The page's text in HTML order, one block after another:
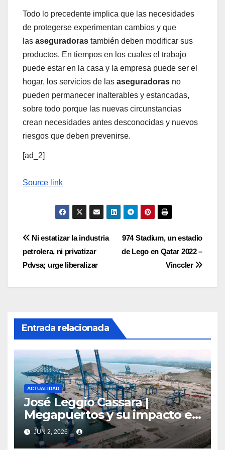
Todo lo precedente implica que las necesidades
de protegerse experimentan cambios y que
las aseguradoras también deben modificar sus
productos. En tiempos en los cuales el trabajo
puede estar en la casa y la empresa puede ser el
hogar, los servicios de las aseguradoras no
pueden permanecer inalterables y estancadas,
sobre todo porque las nuevas circunstancias
crean necesidades antes desconocidas y nuevos
riesgos que deben prevenirse.
[ad_2]
Source link
Navegación
de
entradas
974 Stadium, un estadio
de Lego en Qatar 2022 –
Vinccler
Ni estatizar la industria
petrolera, ni privatizar
Pdvsa; urge liberalizar
Entrada relacionada
ACTUALIDAD
José Leggio Cassara |
Megapuertos y su impacto en
el turismo y el comercio
global
JUN 2, 2026